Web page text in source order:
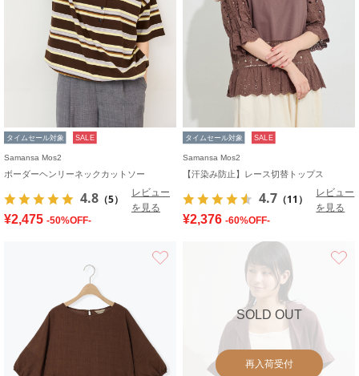
タイムセール対象 SALE
Samansa Mos2
ボーダーヘンリーネックカットソー
4.8 （5）
レビュー
を見る
¥2,475 -50%OFF-
タイムセール対象 SALE
Samansa Mos2
【汗染み防止】レース切替トップス
4.7 （11）
レビュー
を見る
¥2,376 -60%OFF-
SOLD OUT
再入荷受付